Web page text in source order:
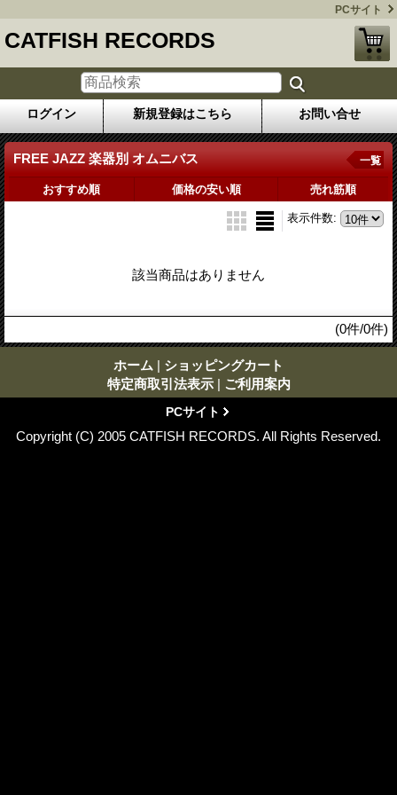
PCサイト
CATFISH RECORDS
ログイン 新規登録はこちら お問い合せ
FREE JAZZ 楽器別 オムニバス 一覧
おすすめ順 価格の安い順 売れ筋順
表示件数:
該当商品はありません
(0件/0件)
ホーム | ショッピングカート
特定商取引法表示 | ご利用案内
PCサイト
Copyright (C) 2005 CATFISH RECORDS. All Rights Reserved.